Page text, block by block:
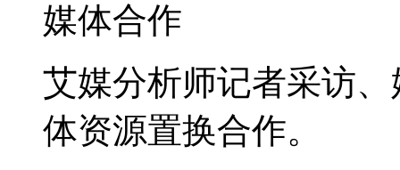
媒体合作
艾媒分析师记者采访
体资源置换合作。